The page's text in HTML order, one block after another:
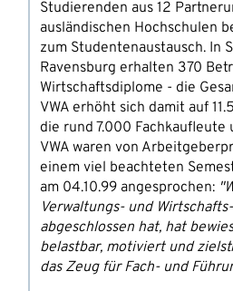
Studierenden aus 12
ausländischen Hochschulen
zum Studentenaustausch. In
Ravensburg erhalten 370
Wirtschaftsdiplome - die
VWA erhöht sich damit auf
die rund 7.000
VWA waren von
einem viel beachteten
am 04.10.99 angesprochen:
Verwaltungs- und
abgeschlossen hat, hat
belastbar, motiviert und
das Zeug für Fach- und